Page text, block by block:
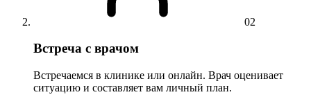
02
Встреча с врачом
Встречаемся в клинике или онлайн. Врач оценивает
ситуацию и составляет вам личный план.